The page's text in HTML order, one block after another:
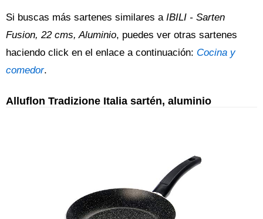
Si buscas más sartenes similares a IBILI - Sarten
Fusion, 22 cms, Aluminio, puedes ver otras sartenes
haciendo click en el enlace a continuación: Cocina y
comedor.
Alluflon Tradizione Italia sartén, aluminio